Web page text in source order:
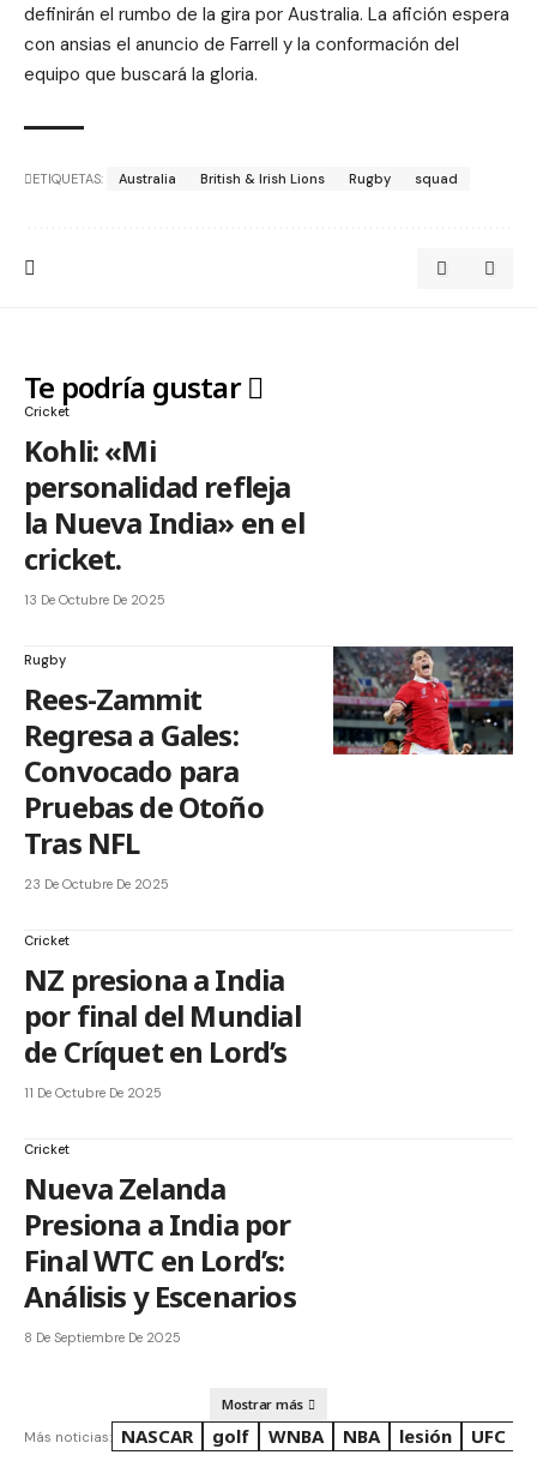
definirán el rumbo de la gira por Australia. La afición espera
con ansias el anuncio de Farrell y la conformación del
equipo que buscará la gloria.
ETIQUETAS: Australia British & Irish Lions Rugby squad
Te podría gustar
Cricket
Kohli: «Mi
personalidad refleja
la Nueva India» en el
cricket.
13 De Octubre De 2025
Rugby
Rees-Zammit
Regresa a Gales:
Convocado para
Pruebas de Otoño
Tras NFL
23 De Octubre De 2025
Cricket
NZ presiona a India
por final del Mundial
de Críquet en Lord’s
11 De Octubre De 2025
Cricket
Nueva Zelanda
Presiona a India por
Final WTC en Lord’s:
Análisis y Escenarios
8 De Septiembre De 2025
Mostrar más
Más noticias: NASCAR golf WNBA NBA lesión UFC